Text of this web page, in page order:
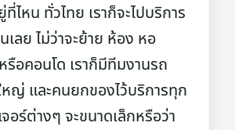
ไหน ทั่วไทย เราก็จะไปบริการ
เลย ไม่ว่าจะย้าย ห้อง หอ
อคอนโด เราก็มีทีมงานรถ
ญ่ และคนยกของไว้บริการทุก
อร์ต่างๆ จะขนาดเล็กหรือว่า